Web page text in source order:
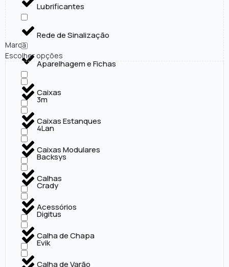
Lubrificantes
Rede de Sinalização
Aparelhagem e Fichas
Caixas
Caixas Estanques
Caixas Modulares
Calhas
Acessórios
Calha de Chapa
Calha de Varão
Marca
Escolher opções
3m
4Lan
Backsys
Crady
Digitus
Evik